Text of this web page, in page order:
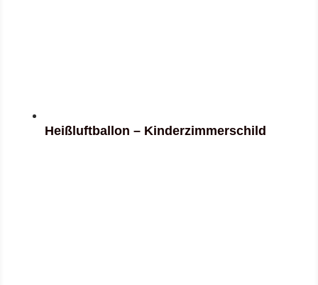
Heißluftballon – Kinderzimmerschild